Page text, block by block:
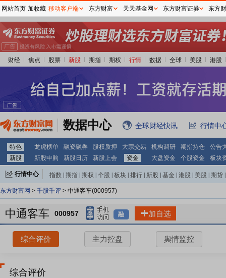
财经 焦点 股票 新股 期指 期权 行情 数据 全球 美股 港股
数据中心 全球财经快讯 行情中
特色 龙虎榜单 融资融券 股权质押 大宗交易 机构调研 期指持仓
公告
新股
新股申购 新股日历 新股上会 资金 大盘资金 个股资金 板块
行情中心 指数 期指 期权 个股 板块 排行 新股 基金 港股 美股 期货
东方财富网 > 千股千评 > 中通客车(000957)
中通客车 000957 融 加自选
综合评价 主力控盘 舆情监控
综合评价
网站首页 加收藏 移动客户端 东方财富 天天基金网 东方财富证券 东方